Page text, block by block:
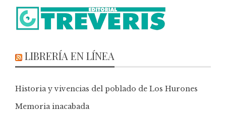
LIBRERÍA EN LÍNEA
Historia y vivencias del poblado de Los Hurones
Memoria inacabada